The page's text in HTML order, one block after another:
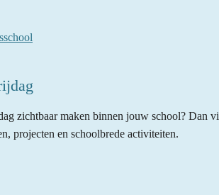
zichtbaar maken binnen jouw school? Dan
projecten en schoolbrede activiteiten.